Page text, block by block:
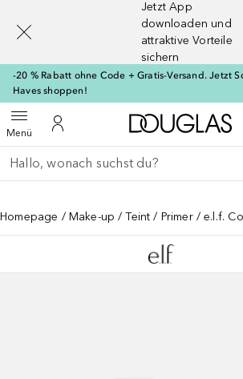
Jetzt App
downloaden und
attraktive Vorteile
sichern
-20 % Rabatt ohne Code + Gratis-Versand. Jetzt
Haves shoppen!
MenüMenü öffnenZu Meinem Kundenkonto
Gehe zurück
Suche ausführen
Homepage Make-up Teint Primer e.l.f.
[navigation.slideout.screenreader]